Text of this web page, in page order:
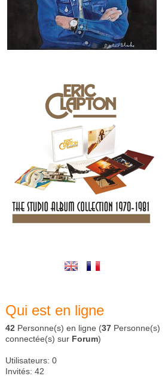
Qui est en ligne
42 Personne(s) en ligne (37 Personne(s)
connectée(s) sur Forum)
Utilisateurs: 0
Invités: 42